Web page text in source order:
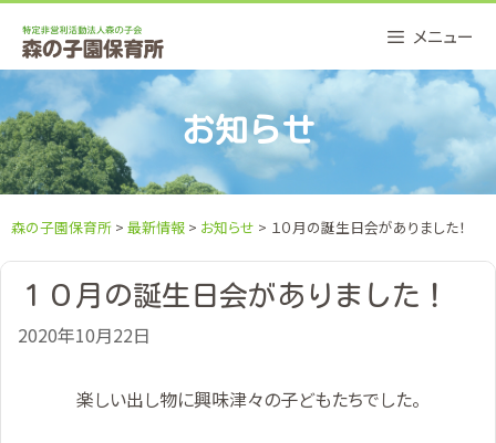
content
メニュー
お知らせ
森の子園保育所 > 最新情報 > お知らせ > １０月の誕生日会がありました！
１０月の誕生日会がありました！
2020年10月22日
楽しい出し物に興味津々の子どもたちでした。